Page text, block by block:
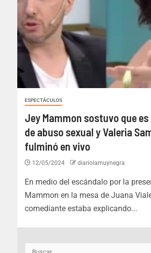
ESPECTÁCULOS
Jey Mammon sostuvo que
de abuso sexual y Valeria
fulminó en vivo
12/05/2024 diariolamuynegra
En medio del escándalo por la
Mammon en la mesa de Juana
comediante estaba explicando...